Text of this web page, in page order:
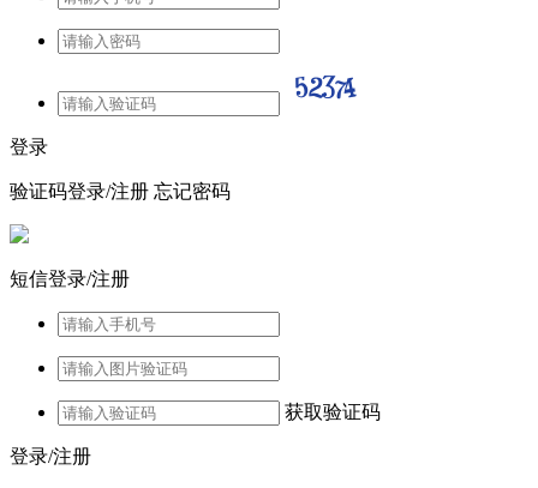
登录
验证码登录/注册 忘记密码
短信登录/注册
获取验证码
登录/注册